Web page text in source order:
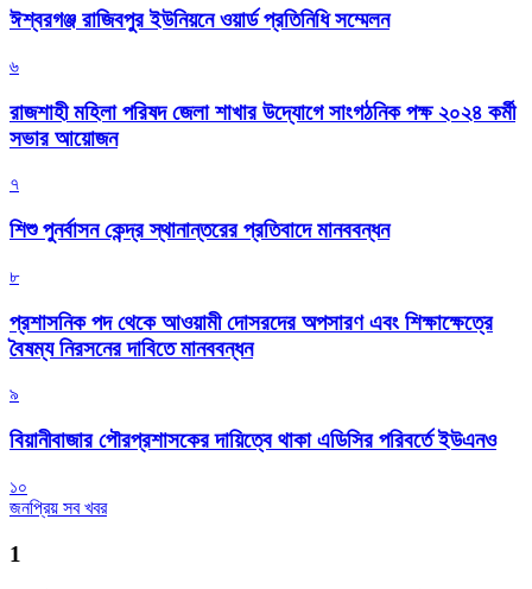
ঈশ্বরগঞ্জ রাজিবপুর ইউনিয়নে ওয়ার্ড প্রতিনিধি সম্মেলন
৬
রাজশাহী মহিলা পরিষদ জেলা শাখার উদ্যোগে সাংগঠনিক পক্ষ ২০২৪ কর্মী
সভার আয়োজন
৭
শিশু পুনর্বাসন কেন্দ্র স্থানান্তরের প্রতিবাদে মানববন্ধন
৮
প্রশাসনিক পদ থেকে আওয়ামী দোসরদের অপসারণ এবং শিক্ষাক্ষেত্রে
বৈষম্য নিরসনের দাবিতে মানববন্ধন
৯
বিয়ানীবাজার পৌরপ্রশাসকের দায়িত্বে থাকা এডিসির পরিবর্তে ইউএনও
১০
জনপ্রিয় সব খবর
1